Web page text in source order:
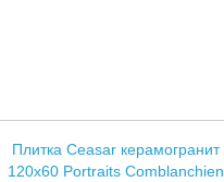
Плитка Ceasar керамогранит
120x60 Portraits Comblanchien